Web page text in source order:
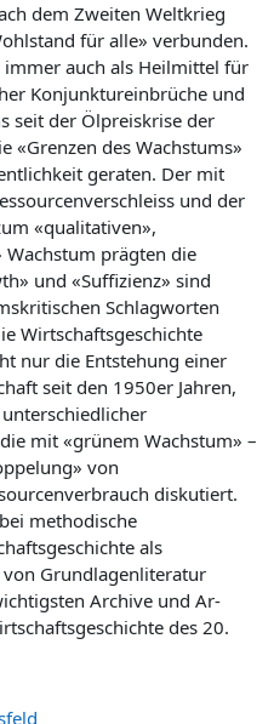
dem Zweiten Weltkrieg
für alle» ver­bunden.
auch als Heilmittel für
Konjunktureinbrüche und
seit der Ölpreiskrise der
«Grenzen des Wachstums»
geraten. Der mit
und der
«qualitativen»,
prägten die
und «Suffizienz» sind
Schlagworten
Wirtschaftsgeschichte
nur die Entstehung einer
seit den 1950er Jahren,
mit «grünem Wachstum» –
von
diskutiert.
methodische
als
Grundlagenliteratur
Archive und Ar­
des 20.